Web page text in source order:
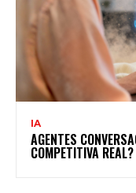
IA
AGENTES
COMPETITIVA REAL?